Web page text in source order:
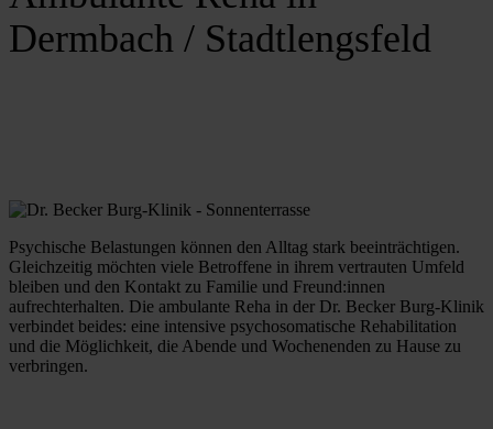
Dermbach / Stadtlengsfeld
Psychische Belastungen können den Alltag stark beeinträchtigen.
Gleichzeitig möchten viele Betroffene in ihrem vertrauten Umfeld
bleiben und den Kontakt zu Familie und Freund:innen
aufrechterhalten. Die ambulante Reha in der Dr. Becker Burg-Klinik
verbindet beides: eine intensive psychosomatische Rehabilitation
und die Möglichkeit, die Abende und Wochenenden zu Hause zu
verbringen.